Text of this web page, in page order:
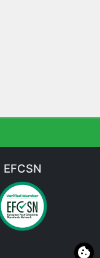
EFCSN